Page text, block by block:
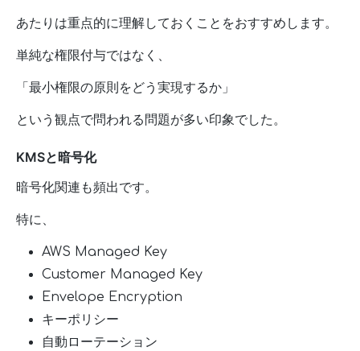
あたりは重点的に理解しておくことをおすすめします。
単純な権限付与ではなく、
「最小権限の原則をどう実現するか」
という観点で問われる問題が多い印象でした。
KMSと暗号化
暗号化関連も頻出です。
特に、
AWS Managed Key
Customer Managed Key
Envelope Encryption
キーポリシー
自動ローテーション